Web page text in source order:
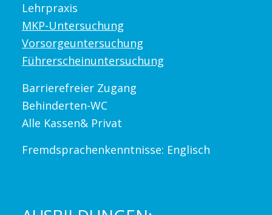
Lehrpraxis
MKP-Untersuchung
Vorsorgeuntersuchung
Führerscheinuntersuchung
Barrierefreier Zugang
Behinderten-WC
Alle Kassen& Privat
Fremdsprachenkenntnisse: Englisch